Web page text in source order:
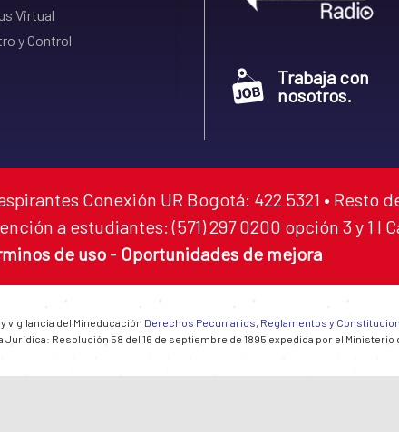
Virtual
y Control
Trabaja con
nosotros.
Conexión UR Bogotá: 422 5321 • Resto
a estudiantes: (571) 297 0200 opción 3 y 1 I
de uso - Oportunidades de mejora
vigilancia del Mineducación Derechos Pecuniarios, Reglamentos y
Jurídica: Resolución 58 del 16 de septiembre de 1895 expedida por el Ministerio